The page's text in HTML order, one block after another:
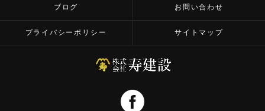
ブログ お問い合わせ
プライバシーポリシー サイトマップ